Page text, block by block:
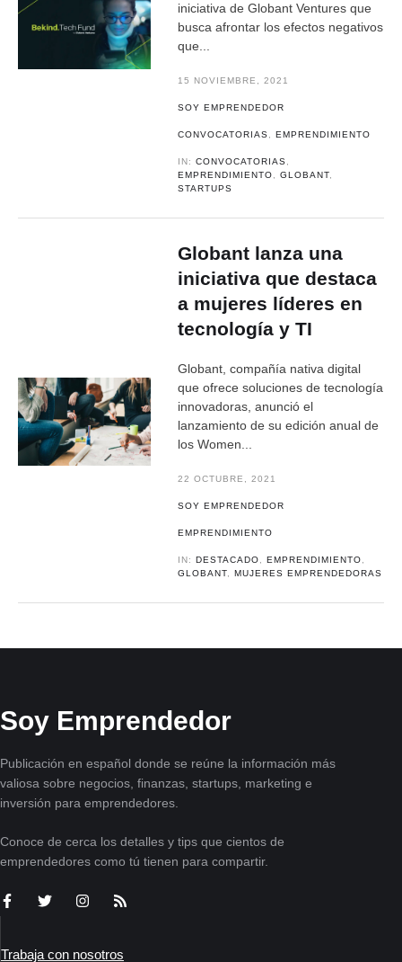
iniciativa de Globant Ventures que
busca afrontar los efectos negativos
que...
15 NOVIEMBRE, 2021
SOY EMPRENDEDOR
CONVOCATORIAS ,EMPRENDIMIENTO
IN:CONVOCATORIAS
EMPRENDIMIENTO
,GLOBANT
STARTUPS
Globant lanza una
iniciativa que destaca
a mujeres líderes en
tecnología y TI
Globant, compañía nativa digital
que ofrece soluciones de tecnología
innovadoras, anunció el
lanzamiento de su edición anual de
los Women...
22 OCTUBRE, 2021
SOY EMPRENDEDOR
EMPRENDIMIENTO
IN:DESTACADO ,EMPRENDIMIENTO
GLOBANT ,MUJERES EMPRENDEDORAS
Soy Emprendedor
Publicación en español donde se reúne la información más
valiosa sobre negocios, finanzas, startups, marketing e
inversión para emprendedores.
Conoce de cerca los detalles y tips que cientos de
emprendedores como tú tienen para compartir.
Trabaja con nosotros